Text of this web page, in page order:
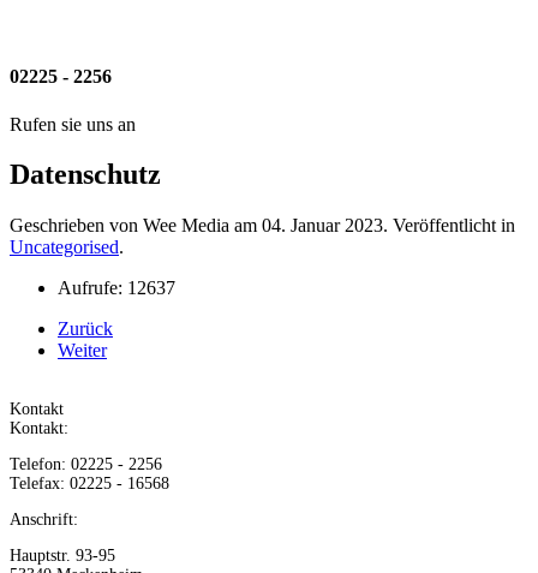
02225 - 2256
Rufen sie uns an
Datenschutz
Geschrieben von Wee Media am 04. Januar 2023. Veröffentlicht in
Uncategorised.
Aufrufe: 12637
Zurück
Weiter
Kontakt
Kontakt:
Telefon: 02225 - 2256
Telefax: 02225 - 16568
Anschrift:
Hauptstr. 93-95